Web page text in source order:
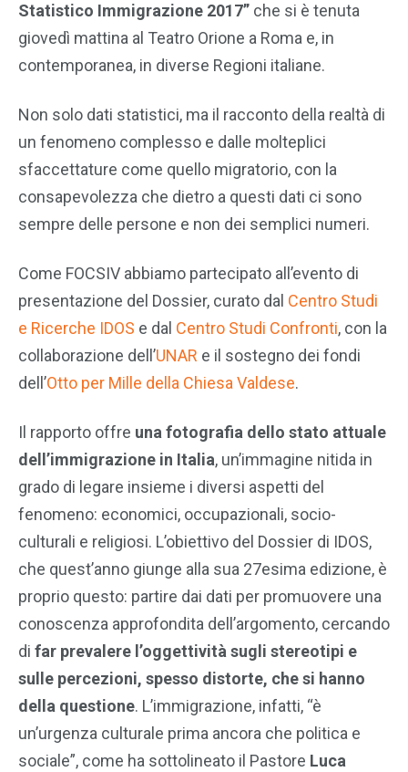
Statistico Immigrazione 2017” che si è tenuta
giovedì mattina al Teatro Orione a Roma e, in
contemporanea, in diverse Regioni italiane.
Non solo dati statistici, ma il racconto della realtà di
un fenomeno complesso e dalle molteplici
sfaccettature come quello migratorio, con la
consapevolezza che dietro a questi dati ci sono
sempre delle persone e non dei semplici numeri.
Come FOCSIV abbiamo partecipato all’evento di
presentazione del Dossier, curato dal Centro Studi
e Ricerche IDOS e dal Centro Studi Confronti, con la
collaborazione dell’UNAR e il sostegno dei fondi
dell’Otto per Mille della Chiesa Valdese.
Il rapporto offre una fotografia dello stato attuale
dell’immigrazione in Italia, un’immagine nitida in
grado di legare insieme i diversi aspetti del
fenomeno: economici, occupazionali, socio-
culturali e religiosi. L’obiettivo del Dossier di IDOS,
che quest’anno giunge alla sua 27esima edizione, è
proprio questo: partire dai dati per promuovere una
conoscenza approfondita dell’argomento, cercando
di far prevalere l’oggettività sugli stereotipi e
sulle percezioni, spesso distorte, che si hanno
della questione. L’immigrazione, infatti, “è
un’urgenza culturale prima ancora che politica e
sociale”, come ha sottolineato il Pastore Luca